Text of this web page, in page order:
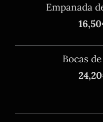
Empanada
16,50
Bocas
24,20